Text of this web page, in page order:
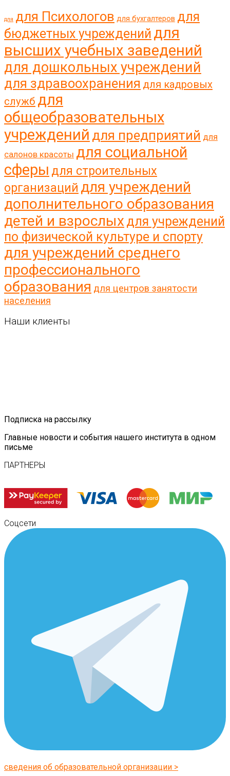
для для Психологов для бухгалтеров для
бюджетных учреждений для
высших учебных заведений
для дошкольных учреждений
для здравоохранения для кадровых
служб для
общеобразовательных
учреждений для предприятий для
салонов красоты для социальной
сферы для строительных
организаций для учреждений
дополнительного образования
детей и взрослых для учреждений
по физической культуре и спорту
для учреждений среднего
профессионального
образования для центров занятости
населения
Наши клиенты
Подписка на рассылку
Главные новости и события нашего института в одном
письме
ПАРТНЕРЫ
Соцсети
сведения об образовательной организации >